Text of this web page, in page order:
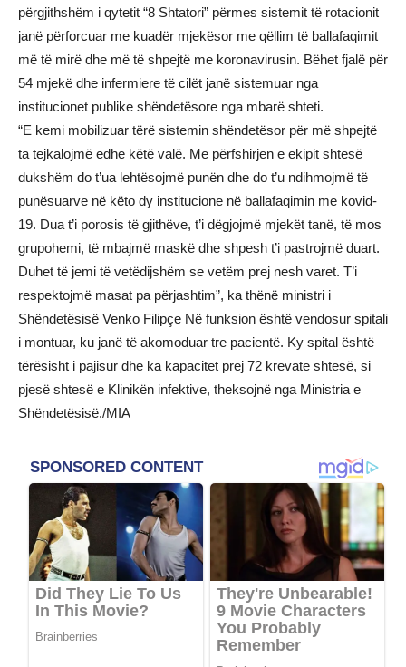
përgjithshëm i qytetit “8 Shtatori” përmes sistemit të rotacionit
janë përforcuar me kuadër mjekësor me qëllim të ballafaqimit
më të mirë dhe më të shpejtë me koronavirusin. Bëhet fjalë për
54 mjekë dhe infermiere të cilët janë sistemuar nga
institucionet publike shëndetësore nga mbarë shteti.
“E kemi mobilizuar tërë sistemin shëndetësor për më shpejtë
ta tejkalojmë edhe këtë valë. Me përfshirjen e ekipit shtesë
dukshëm do t’ua lehtësojmë punën dhe do t’u ndihmojmë të
punësuarve në këto dy institucione në ballafaqimin me kovid-
19. Dua t’i porosis të gjithëve, t’i dëgjojmë mjekët tanë, të mos
grupohemi, të mbajmë maskë dhe shpesh t’i pastrojmë duart.
Duhet të jemi të vetëdijshëm se vetëm prej nesh varet. T’i
respektojmë masat pa përjashtim”, ka thënë ministri i
Shëndetësisë Venko Filipçe Në funksion është vendosur spitali
i montuar, ku janë të akomoduar tre pacientë. Ky spital është
tërësisht i pajisur dhe ka kapacitet prej 72 krevate shtesë, si
pjesë shtesë e Klinikën infektive, theksojnë nga Ministria e
Shëndetësisë./MIA